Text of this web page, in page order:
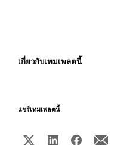
เกี่ยวกับเทมเพลตนี้
แชร์เทมเพลตนี้